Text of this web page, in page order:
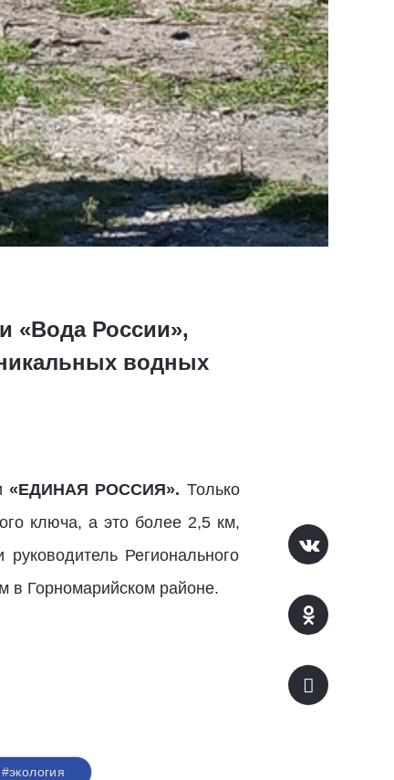
«Вода России»,
водных
«ЕДИНАЯ РОССИЯ». Только
ключа, а это более 2,5 км,
Регионального
в Горномарийском районе.
#экология